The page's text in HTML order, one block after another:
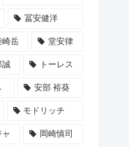
冨安健洋
崎岳 堂安律
誠 トーレス
安部 裕葵
モドリッチ
ャ 岡崎慎司